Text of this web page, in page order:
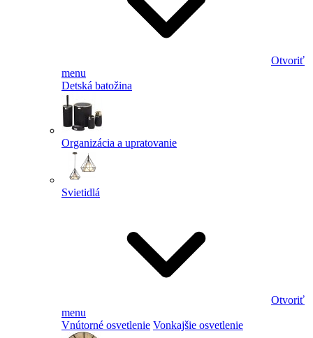
Otvoriť
menu
Detská batožina
Organizácia a upratovanie
Svietidlá
Otvoriť
menu
Vnútorné osvetlenie Vonkajšie osvetlenie